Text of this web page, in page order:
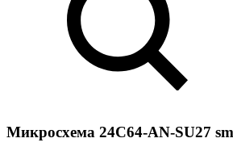
Микросхема 24C64-AN-SU27